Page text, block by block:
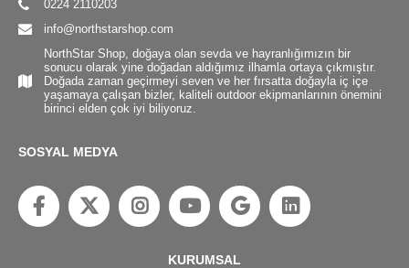
0224 2110203
info@northstarshop.com
NorthStar Shop, doğaya olan sevda ve hayranlığımızın bir
sonucu olarak yine doğadan aldığımız ilhamla ortaya çıkmıştır.
Doğada zaman geçirmeyi seven ve her fırsatta doğayla iç içe
yaşamaya çalışan bizler, kaliteli outdoor ekipmanlarının önemini
birinci elden çok iyi biliyoruz.
SOSYAL MEDYA
KURUMSAL